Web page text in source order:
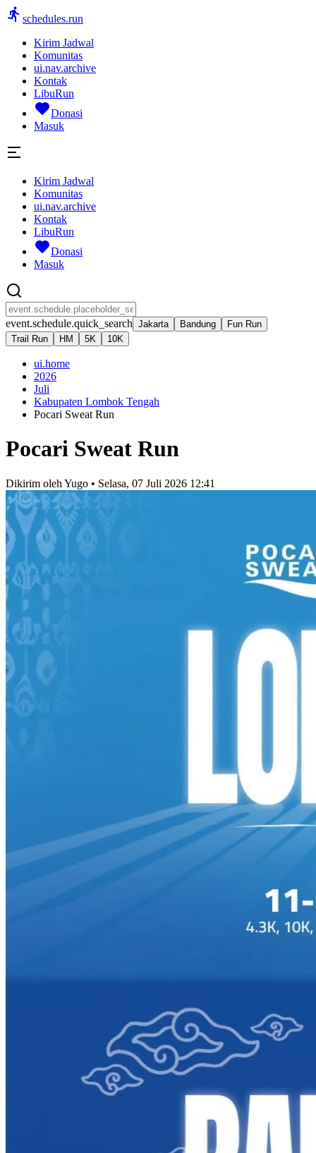
schedules.run
Kirim Jadwal
Komunitas
ui.nav.archive
Kontak
LibuRun
Donasi
Masuk
Kirim Jadwal
Komunitas
ui.nav.archive
Kontak
LibuRun
Donasi
Masuk
event.schedule.quick_search Jakarta Bandung
Fun Run
Trail Run
HM 5K 10K
ui.home
2026
Juli
Kabupaten Lombok Tengah
Pocari Sweat Run
Pocari Sweat Run
Dikirim oleh Yugo • Selasa, 07 Juli 2026 12:41